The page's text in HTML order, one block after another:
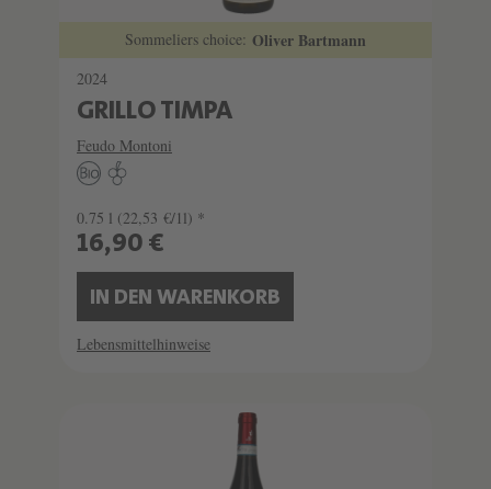
Sommeliers choice: Oliver Bartmann
2024
GRILLO TIMPA
Feudo Montoni
0.75 l (22,53 €/1l) *
16,90 €
IN DEN WARENKORB
Lebensmittelhinweise